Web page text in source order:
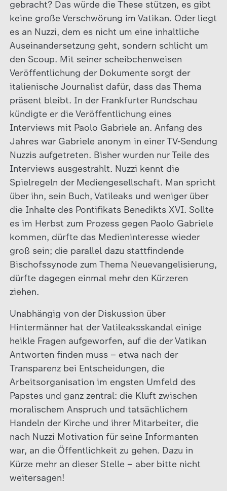
gebracht? Das würde die These stützen, es gibt
keine große Verschwörung im Vatikan. Oder liegt
es an Nuzzi, dem es nicht um eine inhaltliche
Auseinandersetzung geht, sondern schlicht um
den Scoup. Mit seiner scheibchenweisen
Veröffentlichung der Dokumente sorgt der
italienische Journalist dafür, dass das Thema
präsent bleibt. In der Frankfurter Rundschau
kündigte er die Veröffentlichung eines
Interviews mit Paolo Gabriele an. Anfang des
Jahres war Gabriele anonym in einer TV-Sendung
Nuzzis aufgetreten. Bisher wurden nur Teile des
Interviews ausgestrahlt. Nuzzi kennt die
Spielregeln der Mediengesellschaft. Man spricht
über ihn, sein Buch, Vatileaks und weniger über
die Inhalte des Pontifikats Benedikts XVI. Sollte
es im Herbst zum Prozess gegen Paolo Gabriele
kommen, dürfte das Medieninteresse wieder
groß sein; die parallel dazu stattfindende
Bischofssynode zum Thema Neuevangelisierung,
dürfte dagegen einmal mehr den Kürzeren
ziehen.
Unabhängig von der Diskussion über
Hintermänner hat der Vatileaksskandal einige
heikle Fragen aufgeworfen, auf die der Vatikan
Antworten finden muss – etwa nach der
Transparenz bei Entscheidungen, die
Arbeitsorganisation im engsten Umfeld des
Papstes und ganz zentral: die Kluft zwischen
moralischem Anspruch und tatsächlichem
Handeln der Kirche und ihrer Mitarbeiter, die
nach Nuzzi Motivation für seine Informanten
war, an die Öffentlichkeit zu gehen. Dazu in
Kürze mehr an dieser Stelle – aber bitte nicht
weitersagen!